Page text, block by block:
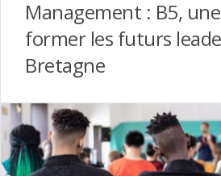
Management : B5,
former les futurs
Bretagne